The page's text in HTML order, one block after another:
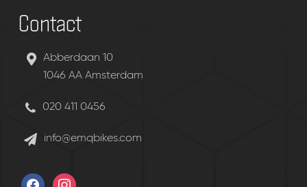
Contact
Abberdaan 10
1046 AA Amsterdam
020 411 0456
info@emqbikes.com
facebookinstagram